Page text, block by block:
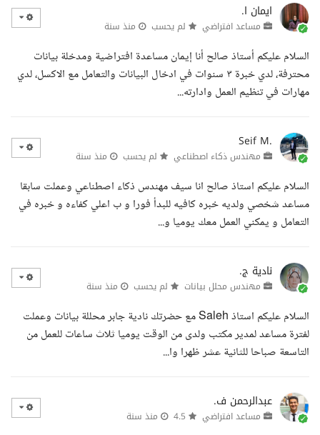
ايمان ا.
مساعد افتراضي لم يحسب منذ سنة
السلام عليكم أستاذ صالح أنا إيمان مساعدة افتراضية ومدخلة بيانات
محترفة، لدي خبرة ٣ سنوات في ادخال البيانات والتعامل مع الاكسل، لدي
مهارات في تنظيم العمل وادارته...
Seif M.
مهندس ذكاء اصطناعي لم يحسب منذ سنة
السلام عليكم استاذ صالح انا سيف مهندس ذكاء اصطناعي وعملت سابقا
مساعد شخصي ولديه خبره كافيه للبدأ فورا و ب اعلي كفاءه و خبره في
التعامل و يمكني العمل معك يوميا و...
نادية ج.
مهندس محلل بيانات لم يحسب منذ سنة
السلام عليكم استاذ Saleh مع حضرتك نادية جابر محللة بيانات وعملت
لفترة مساعد لمدير مكتب ولدى من الوقت يوميا ثلاث ساعات للعمل من
التاسعة صباحا للثانية عشر ظهرا وا...
عبدالرحمن ف.
مساعد افتراضي منذ سنة